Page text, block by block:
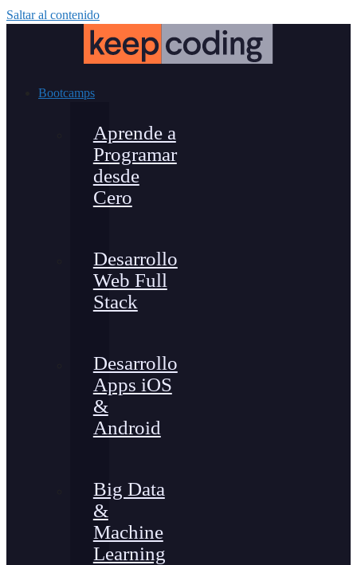
Saltar al contenido
Bootcamps
Aprende a
Programar
desde
Cero
Desarrollo
Web Full
Stack
Desarrollo
Apps iOS
&
Android
Big Data
&
Machine
Learning